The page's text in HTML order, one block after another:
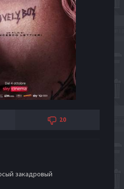
20
закадровый